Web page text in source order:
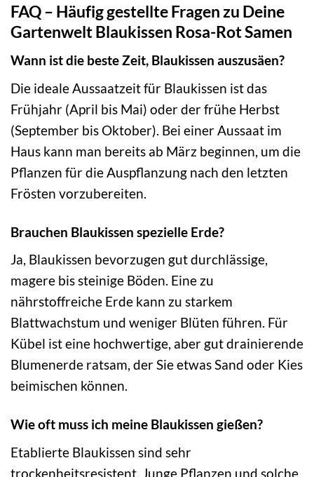
FAQ – Häufig gestellte Fragen zu Deine
Gartenwelt Blaukissen Rosa-Rot Samen
Wann ist die beste Zeit, Blaukissen auszusäen?
Die ideale Aussaatzeit für Blaukissen ist das
Frühjahr (April bis Mai) oder der frühe Herbst
(September bis Oktober). Bei einer Aussaat im
Haus kann man bereits ab März beginnen, um die
Pflanzen für die Auspflanzung nach den letzten
Frösten vorzubereiten.
Brauchen Blaukissen spezielle Erde?
Ja, Blaukissen bevorzugen gut durchlässige,
magere bis steinige Böden. Eine zu
nährstoffreiche Erde kann zu starkem
Blattwachstum und weniger Blüten führen. Für
Kübel ist eine hochwertige, aber gut drainierende
Blumenerde ratsam, der Sie etwas Sand oder Kies
beimischen können.
Wie oft muss ich meine Blaukissen gießen?
Etablierte Blaukissen sind sehr
trockenheitsresistent. Junge Pflanzen und solche